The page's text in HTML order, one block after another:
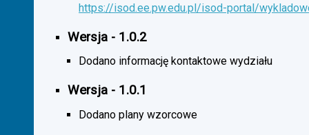
https://isod.ee.pw.edu.pl/isod-portal/
Wersja - 1.0.2
Dodano informację kontaktowe wydziału
Wersja - 1.0.1
Dodano plany wzorcowe